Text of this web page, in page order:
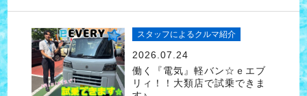
スタッフによるクルマ紹介
2026.07.24
働く『電気』軽バン☆ｅエブ
リィ！！大類店で試乗できま